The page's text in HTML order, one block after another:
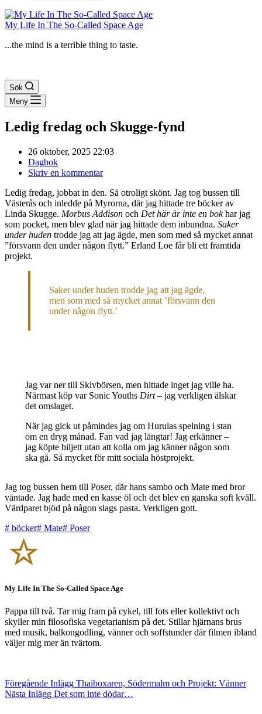
My Life In The So-Called Space Age
...the mind is a terrible thing to taste.
Sök
Meny
Ledig fredag och Skugge-fynd
26 oktober, 2025 22:03
Dagbok
Skriv en kommentar
Ledig fredag, jobbat in den. Så otroligt skönt. Jag tog bussen till
Västerås och inledde på Myrorna, där jag hittade tre böcker av
Linda Skugge. Morbus Addison och Det här är inte en bokhar jag
som pocket, men blev glad när jag hittade dem inbundna. Saker
under huden trodde jag att jag ägde, men som med så mycket annat
”försvann den under någon flytt.” Erland Loe får bli ett framtida
projekt.
Saker under huden trodde jag att jag ägde,
men som med så mycket annat ’försvann den
under någon flytt.’
Jag var ner till Skivbörsen, men hittade inget jag ville ha.
Närmast köp var Sonic Youths Dirt– jag verkligen älskar
det omslaget.
När jag gick ut påmindes jag om Hurulas spelning i stan
om en dryg månad. Fan vad jag längtar! Jag erkänner –
jag köpte biljett utan att kolla om jag känner någon som
ska gå. Så mycket för mitt sociala höstprojekt.
Jag tog bussen hem till Poser, där hans sambo och Mate med bror
väntade. Jag hade med en kasse öl och det blev en ganska soft kväll.
Värdparet bjöd på någon slags pasta. Verkligen gott.
# böcker# Mate# Poser
My Life In The So-Called Space Age
Pappa till två. Tar mig fram på cykel, till fots eller kollektivt och
skyller min filosofiska vegetarianism på det. Stillar hjärnans brus
med musik, balkongodling, vänner och soffstunder där filmen ibland
väljer mig mer än tvärtom.
Föregående Inlägg Thaiboxaren, Södermalm och Projekt: Vänner
Nästa Inlägg Det som inte dödar…